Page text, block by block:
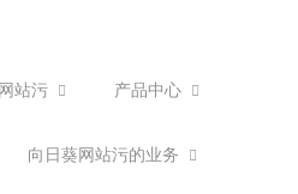
站污 产品中心
向日葵网站污的业务